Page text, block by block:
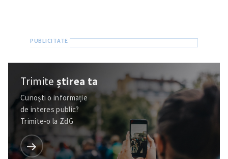
Trimiteștirea ta
Cunoști o informație
de interes public?
Trimite-o la ZdG